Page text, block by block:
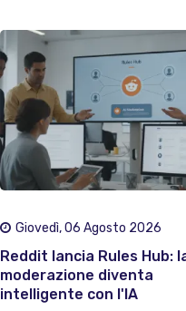
Giovedì, 06 Agosto 2026
Reddit lancia Rules Hub:
moderazione diventa
intelligente con l'IA